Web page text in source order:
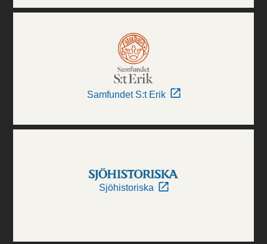
Samfundet S:t Erik
Sjöhistoriska